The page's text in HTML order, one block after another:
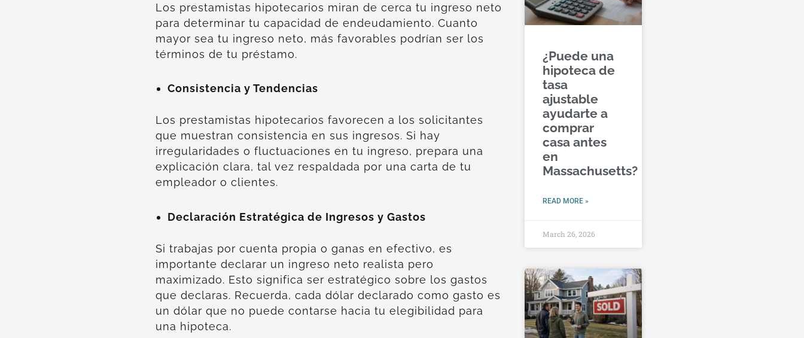
Los prestamistas hipotecarios miran de cerca tu ingreso neto
para determinar tu capacidad de endeudamiento. Cuanto
mayor sea tu ingreso neto, más favorables podrían ser los
términos de tu préstamo.
Consistencia y Tendencias
Los prestamistas hipotecarios favorecen a los solicitantes
que muestran consistencia en sus ingresos. Si hay
irregularidades o fluctuaciones en tu ingreso, prepara una
explicación clara, tal vez respaldada por una carta de tu
empleador o clientes.
Declaración Estratégica de Ingresos y Gastos
Si trabajas por cuenta propia o ganas en efectivo, es
importante declarar un ingreso neto realista pero
maximizado. Esto significa ser estratégico sobre los gastos
que declaras. Recuerda, cada dólar declarado como gasto es
un dólar que no puede contarse hacia tu elegibilidad para
una hipoteca.
¿Puede una
hipoteca de
tasa
ajustable
ayudarte a
comprar
casa antes
en
Massachusetts?
READ MORE »
March 26, 2026